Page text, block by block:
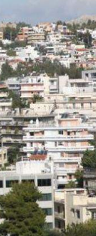
Nik
πριν
Άψογη στη
λόγια άριστη
το
Ευχαριστώ
ΣΥΣΤΗΝΩ